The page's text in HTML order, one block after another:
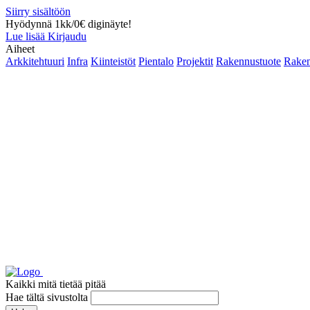
Siirry sisältöön
Hyödynnä 1kk/0€ diginäyte!
Lue lisää Kirjaudu
Aiheet
Arkkitehtuuri Infra Kiinteistöt Pientalo Projektit Rakennustuote
Kaikki mitä tietää pitää
Hae tältä sivustolta